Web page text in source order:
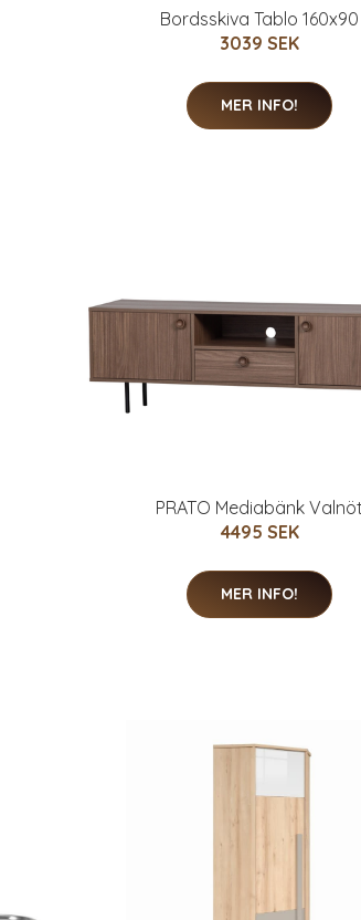
Bordsskiva Tablo 160x90
3039 SEK
MER INFO!
PRATO Mediabänk Valnöt
4495 SEK
MER INFO!